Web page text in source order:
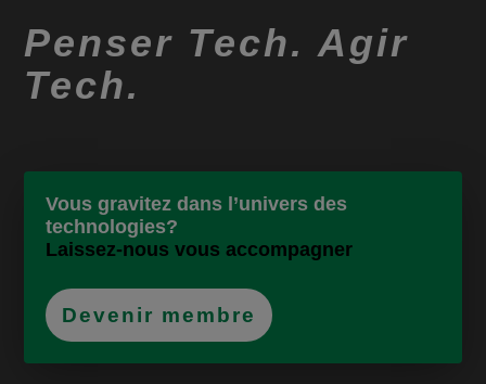
Penser Tech. Agir
Tech.
Vous gravitez dans l’univers des
technologies?
Laissez-nous vous accompagner
Devenir membre